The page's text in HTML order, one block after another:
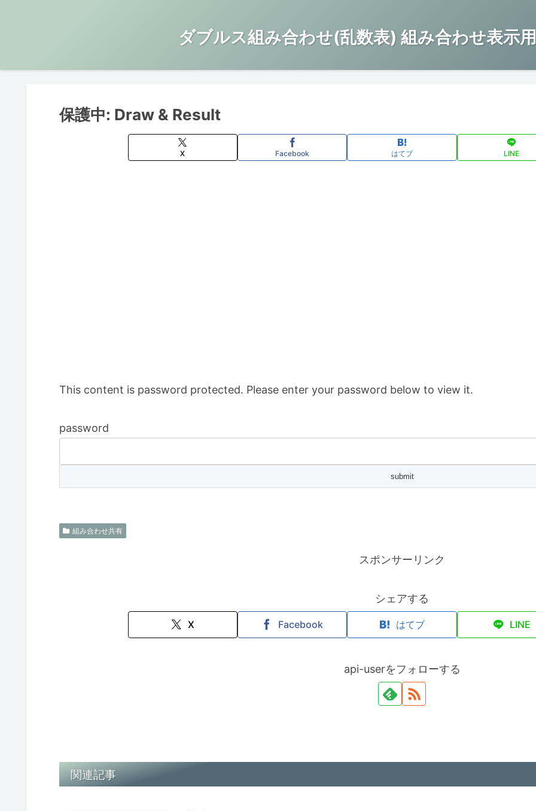
ダブルス組み合わせ(乱数表) 組み合わせ表示
保護中: Draw & Result
X Facebook はてブ LINE
This content is password protected. Please enter your password below to view it.
password
組み合わせ共有
スポンサーリンク
シェアする
X Facebook はてブ LINE
api-userをフォローする
関連記事